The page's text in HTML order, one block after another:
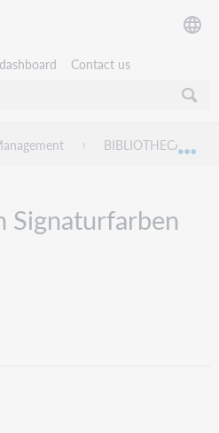
Contact us
hierarchy BIBLIOTHECA
Signaturfarben